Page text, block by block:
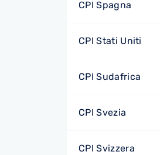
CPI Spagna
CPI Stati Uniti
CPI Sudafrica
CPI Svezia
CPI Svizzera